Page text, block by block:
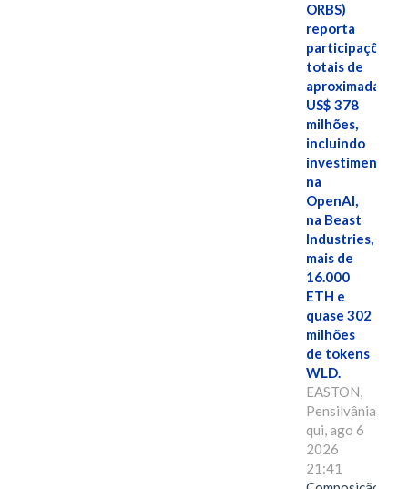
ORBS)
reporta
participações
totais de
US$ 378
milhões,
incluindo
investimentos
na
OpenAI,
na Beast
Industries,
mais de
16.000
ETH e
quase 302
milhões
de tokens
WLD.
EASTON,
Pensilvânia,
qui, ago 6
2026
21:41